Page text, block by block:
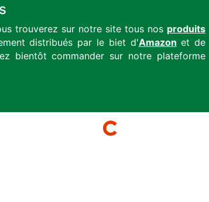
trouverez sur notre site tous nos produits
distribués par le biet d'Amazon et de
bientôt commander sur notre plateforme